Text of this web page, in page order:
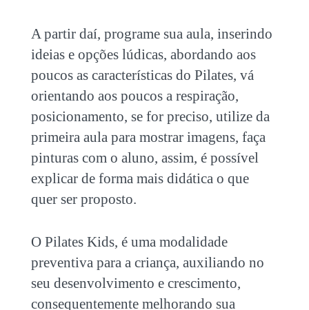
A partir daí, programe sua aula, inserindo
ideias e opções lúdicas, abordando aos
poucos as características do Pilates, vá
orientando aos poucos a respiração,
posicionamento, se for preciso, utilize da
primeira aula para mostrar imagens, faça
pinturas com o aluno, assim, é possível
explicar de forma mais didática o que
quer ser proposto.
O Pilates Kids, é uma modalidade
preventiva para a criança, auxiliando no
seu desenvolvimento e crescimento,
consequentemente melhorando sua